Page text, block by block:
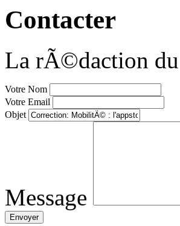
Contacter
La rÃ©daction
Votre Nom
Votre Email
Objet
Message